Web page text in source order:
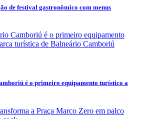
de festival gastronômico com menus
é o primeiro equipamento turístico a